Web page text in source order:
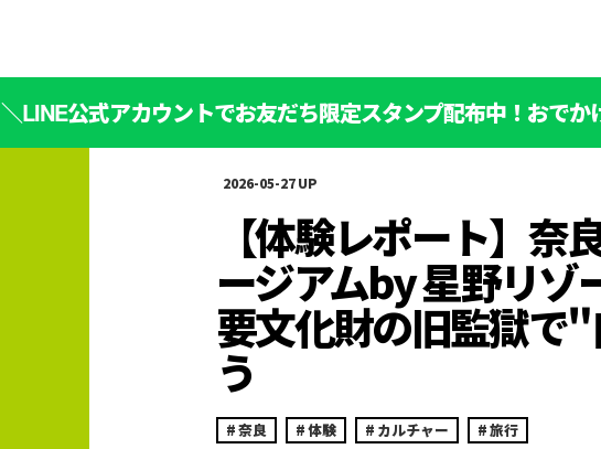
＼LINE公式アカウントでお友だち限定スタンプ配布中！おで
2026-05-27
【体験レポート】奈
ージアムby 星野リゾ
要文化財の旧監獄で
う
奈良 体験 カルチャー 旅行